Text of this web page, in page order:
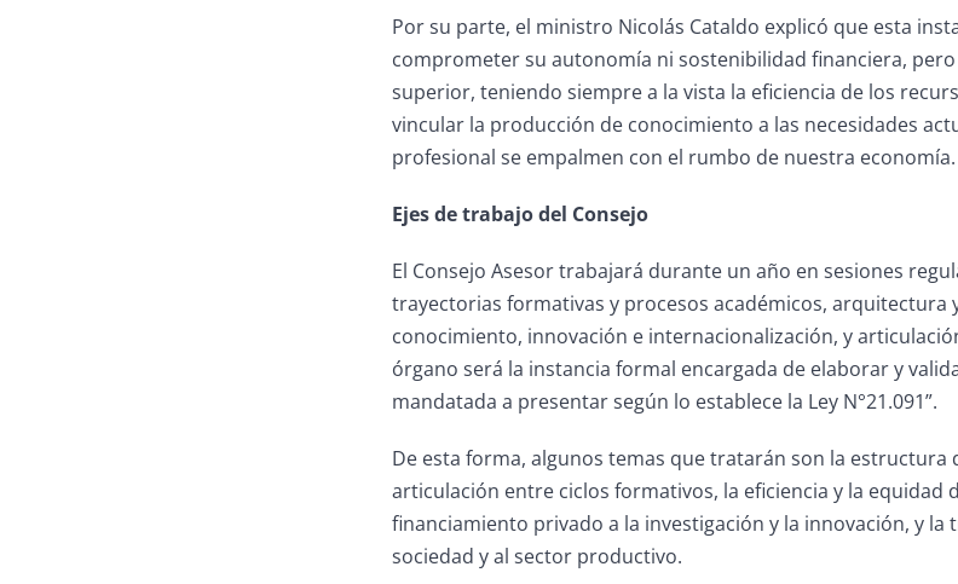
Por su parte, el ministro Nicolás Cataldo explicó que esta
comprometer su autonomía ni sostenibilidad financiera,
superior, teniendo siempre a la vista la eficiencia de los
vincular la producción de conocimiento a las necesidades
profesional se empalmen con el rumbo de nuestra
Ejes de trabajo del Consejo
El Consejo Asesor trabajará durante un año en sesiones
trayectorias formativas y procesos académicos,
conocimiento, innovación e internacionalización, y
órgano será la instancia formal encargada de elaborar y
mandatada a presentar según lo establece la Ley N°21.091”.
De esta forma, algunos temas que tratarán son la
articulación entre ciclos formativos, la eficiencia y la
financiamiento privado a la investigación y la innovación, y
sociedad y al sector productivo.